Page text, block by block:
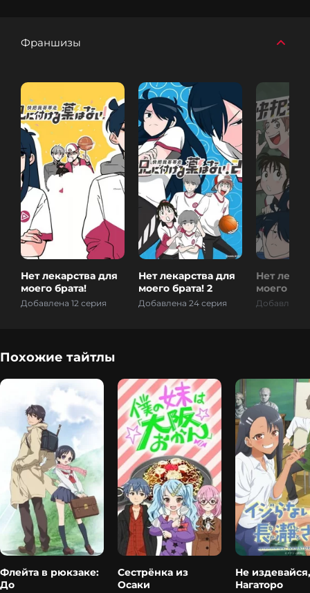
Франшизы
Нет лекарства для
моего брата!
Добавлена 12 серия
Нет лекарства для
моего брата! 2
Добавлена 24 серия
Нет
моего
Добавлена
Похожие тайтлы
Флейта в рюкзаке:
До
Сестрёнка из
Осаки
Не издевайся,
Нагаторо